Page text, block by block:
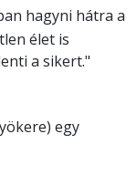
hagyni hátra a
élet is
a sikert."
egy